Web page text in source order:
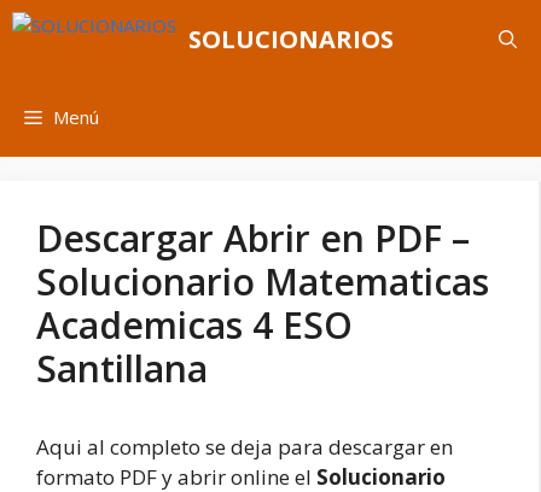
Saltar
SOLUCIONARIOS
Menú
Descargar Abrir en PDF –
Solucionario Matematicas
Academicas 4 ESO
Santillana
Aqui al completo se deja para descargar en
formato PDF y abrir online el Solucionario